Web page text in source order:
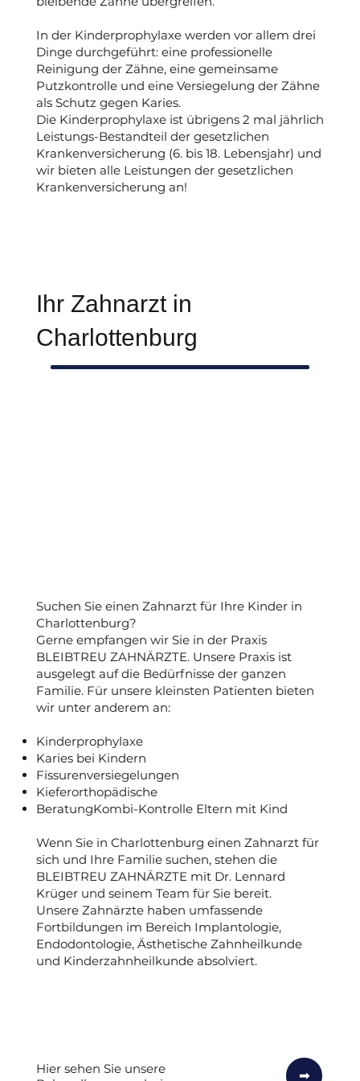
In der Kinderprophylaxe werden vor allem drei
Dinge durchgeführt: eine professionelle
Reinigung der Zähne, eine gemeinsame
Putzkontrolle und eine Versiegelung der Zähne
als Schutz gegen Karies.
Die Kinderprophylaxe ist übrigens 2 mal jährlich
Leistungs-Bestandteil der gesetzlichen
Krankenversicherung (6. bis 18. Lebensjahr) und
wir bieten alle Leistungen der gesetzlichen
Krankenversicherung an!
Ihr Zahnarzt in
Charlottenburg
Suchen Sie einen Zahnarzt für Ihre Kinder in
Charlottenburg?
Gerne empfangen wir Sie in der Praxis
BLEIBTREU ZAHNÄRZTE. Unsere Praxis ist
ausgelegt auf die Bedürfnisse der ganzen
Familie. Für unsere kleinsten Patienten bieten
wir unter anderem an:
Kinderprophylaxe
Karies bei Kindern
Fissurenversiegelungen
Kieferorthopädische
BeratungKombi-Kontrolle Eltern mit Kind
Wenn Sie in Charlottenburg einen Zahnarzt für
sich und Ihre Familie suchen, stehen die
BLEIBTREU ZAHNÄRZTE mit Dr. Lennard
Krüger und seinem Team für Sie bereit.
Unsere Zahnärzte haben umfassende
Fortbildungen im Bereich Implantologie,
Endodontologie, Ästhetische Zahnheilkunde
und Kinderzahnheilkunde absolviert.
➟
Hier sehen Sie unsere